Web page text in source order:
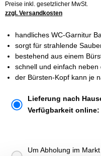
Preise inkl. gesetzlicher MwSt.
zzgl. Versandkosten
handliches WC-Garnitur
sorgt für strahlende
bestehend aus einem
schnell und einfach neben
der Bürsten-Kopf kann je
Lieferung nach
Verfügbarkeit online:
Um Abholung im